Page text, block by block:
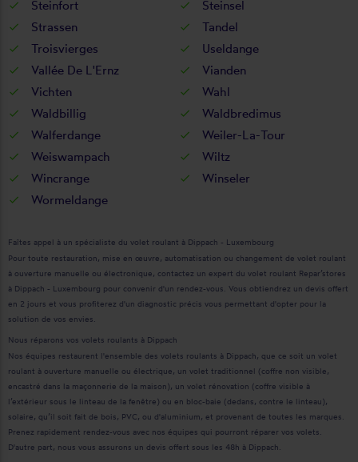
Steinfort
Steinsel
Strassen
Tandel
Troisvierges
Useldange
Vallée De L'Ernz
Vianden
Vichten
Wahl
Waldbillig
Waldbredimus
Walferdange
Weiler-La-Tour
Weiswampach
Wiltz
Wincrange
Winseler
Wormeldange
Faîtes appel à un spécialiste du volet roulant à Dippach - Luxembourg
Pour toute restauration, mise en œuvre, automatisation ou changement de volet roulant
à ouverture manuelle ou électronique, contactez un expert du volet roulant Repar’stores
à Dippach - Luxembourg pour convenir d'un rendez-vous. Vous obtiendrez un devis offert
en 2 jours et vous profiterez d'un diagnostic précis vous permettant d'opter pour la
solution de vos envies.
Nous réparons vos volets roulants à Dippach
Nos équipes restaurent l'ensemble des volets roulants à Dippach, que ce soit un volet
roulant à ouverture manuelle ou électrique, un volet traditionnel (coffre non visible,
encastré dans la maçonnerie de la maison), un volet rénovation (coffre visible à
l’extérieur sous le linteau de la fenêtre) ou en bloc-baie (dedans, contre le linteau),
solaire, qu’il soit fait de bois, PVC, ou d'aluminium, et provenant de toutes les marques.
Prenez rapidement rendez-vous avec nos équipes qui pourront réparer vos volets.
D'autre part, nous vous assurons un devis offert sous les 48h à Dippach.